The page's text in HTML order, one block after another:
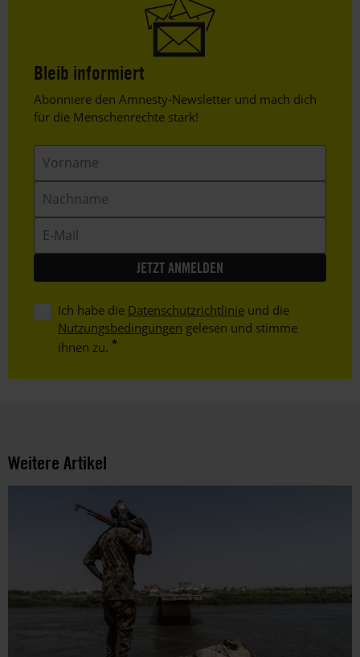
Bleib informiert
Header
Text
Abonniere den Amnesty-Newsletter und mach dich
für die Menschenrechte stark!
Mail
Ich habe die Datenschutzrichtlinie und die
Nutzungsbedingungen gelesen und stimme
ihnen zu.
Weitere Artikel